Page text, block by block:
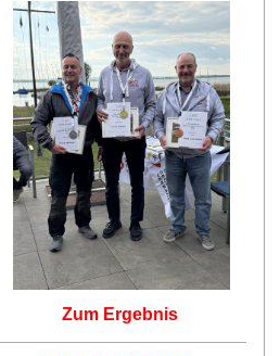
Zum Ergebnis